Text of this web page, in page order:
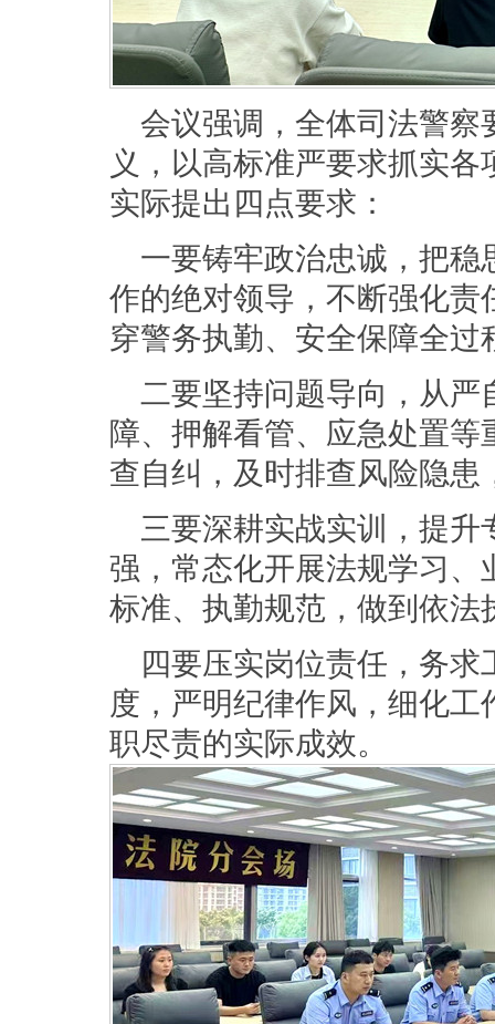
会议强调，全体司法警察
义，以高标准严要求抓实
实际提出四点要求：
一要铸牢政治忠诚，把
作的绝对领导，不断强化
穿警务执勤、安全保障全过
二要坚持问题导向，从严
障、押解看管、应急处置
查自纠，及时排查风险隐患
三要深耕实战实训，提
强，常态化开展法规学习
标准、执勤规范，做到依
四要压实岗位责任，务
度，严明纪律作风，细化
职尽责的实际成效。